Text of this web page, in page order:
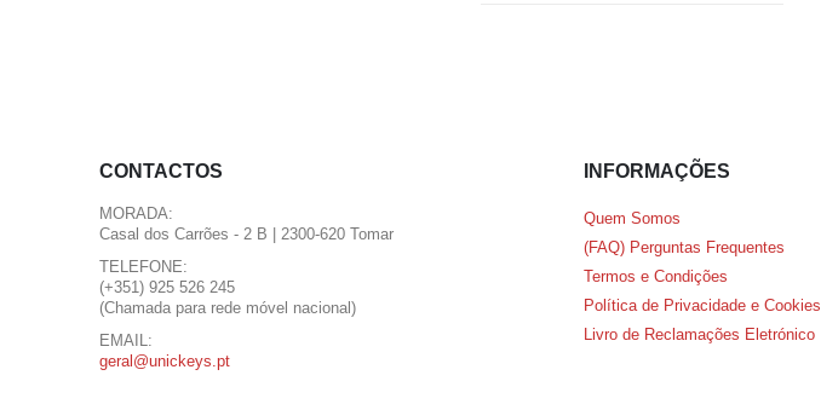
CONTACTOS
MORADA:
Casal dos Carrões - 2 B | 2300-620 Tomar
TELEFONE:
(+351) 925 526 245
(Chamada para rede móvel nacional)
EMAIL:
geral@unickeys.pt
INFORMAÇÕES
Quem Somos
(FAQ) Perguntas Frequentes
Termos e Condições
Política de Privacidade e Cookies
Livro de Reclamações Eletrónico